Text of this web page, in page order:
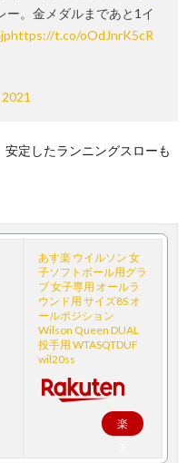
ー。金メダルまであと1イ
https://t.co/oOdJnrK5cR
定したランニングスローも
あす楽 ウイルソン 女
子ソフトボール用グラ
ブ 女子専用 オールラ
ウンド用 サイズ8S オ
ールポジション
Wilson Queen DUAL
投手用 WTASQTDUF
wil20ss
楽